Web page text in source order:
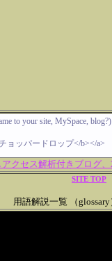
クセス解析付きブログ
SITE TOP
用語解説一覧 （